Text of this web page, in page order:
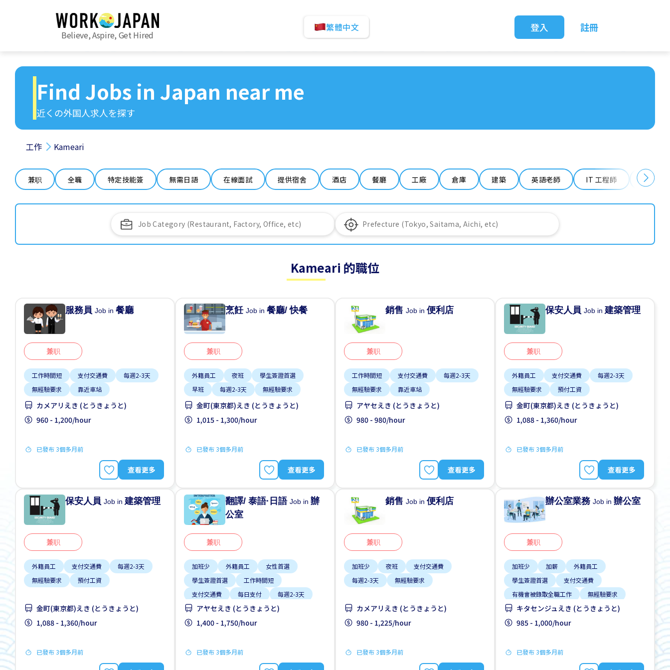
Believe, Aspire, Get Hired
繁體中文 登入 註冊
Find Jobs in Japan near me
近くの外国人求人を探す
工作 Kameari
兼职 全職 特定技能簽 無需日語 在線面試 提供宿舍 酒店 餐廳 工廠 倉庫 建築 英語老師 IT 工程師 清潔
Kameari 的職位
服務員Job in餐廳
兼职
工作時間短 支付交通費
每週2-3天
無經驗要求
靠近車站
カメアリえき (とうきょうと)
960 - 1,200/hour
已發布 3個多月前
查看更多
烹飪Job in餐廳/ 快餐
兼职
外籍員工 夜班
學生簽證首選
早班
每週2-3天 無經驗要求
金町(東京都)えき (とうきょうと)
1,015 - 1,300/hour
已發布 3個多月前
查看更多
銷售Job in便利店
兼职
工作時間短 支付交通費
每週2-3天
無經驗要求
靠近車站
アヤセえき (とうきょうと)
980 - 980/hour
已發布 3個多月前
查看更多
保安人員Job in 建築管理
兼职
外籍員工 支付交通費
每週2-3天
無經驗要求
預付工資
金町(東京都)えき (とうきょうと)
1,088 - 1,360/hour
已發布 3個多月前
查看更多
保安人員Job in建築管理
兼职
外籍員工 支付交通費
每週2-3天
無經驗要求
預付工資
金町(東京都)えき (とうきょうと)
1,088 - 1,360/hour
已發布 3個多月前
翻譯/ 泰語·日語Job in辦
公室
兼职
加班少 外籍員工
女性首選
學生簽證首選
工作時間短
支付交通費
每日支付
每週2-3天
無經驗要求
アヤセえき (とうきょうと)
1,400 - 1,750/hour
已發布 3個多月前
銷售Job in便利店
兼职
加班少 夜班
支付交通費
每週2-3天
無經驗要求
カメアリえき (とうきょうと)
980 - 1,225/hour
已發布 3個多月前
辦公室業務Job in辦公室
兼职
加班少 加薪
外籍員工
學生簽證首選
支付交通費
有機會被錄取全職工作
無經驗要求
週末&節假日休息
週末輪班
キタセンジュえき (とうきょうと)
985 - 1,000/hour
已發布 3個多月前